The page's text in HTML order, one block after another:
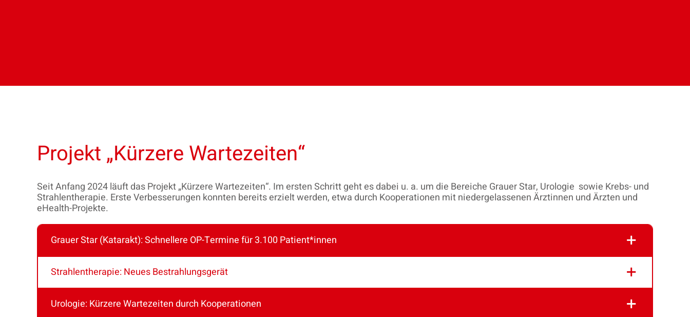
Projekt „Kürzere Wartezeiten“
Seit Anfang 2024 läuft das Projekt „Kürzere Wartezeiten“. Im ersten Schritt geht es dabei u. a. um die Bereiche Grauer Star, Urologie sowie Krebs- und
Strahlentherapie. Erste Verbesserungen konnten bereits erzielt werden, etwa durch Kooperationen mit niedergelassenen Ärztinnen und Ärzten und
eHealth-Projekte.
Grauer Star (Katarakt): Schnellere OP-Termine für 3.100 Patient*innen
Strahlentherapie: Neues Bestrahlungsgerät
Urologie: Kürzere Wartezeiten durch Kooperationen